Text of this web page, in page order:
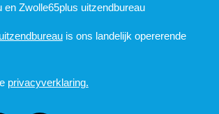
en Zwolle65plus uitzendbureau
is ons landelijk opererende
privacyverklaring.